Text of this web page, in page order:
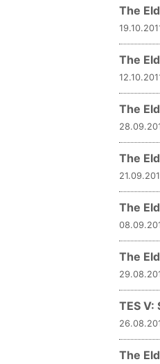
The
The
The
The
The
The
TES
The